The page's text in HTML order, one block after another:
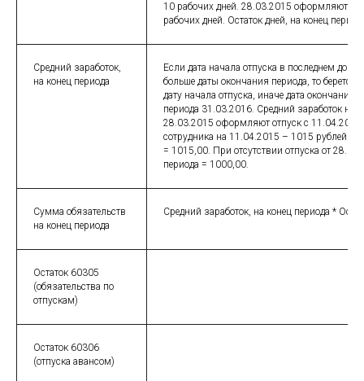
10 рабочих дней. 28.03.2015 оформляют
рабочих дней. Остаток дней, на конец
Средний заработок,
на конец периода
Если дата начала отпуска в последнем
больше даты окончания периода, то берется
дату начала отпуска, иначе дата
периода 31.03.2016. Средний заработок на
28.03.2015 оформляют отпуск с 11.04.2016
сотрудника на 11.04.2015 – 1015 рублей.
= 1015,00. При отсутствии отпуска от
периода = 1000,00.
Сумма обязательств
на конец периода
Средний заработок, на конец периода *
Остаток 60305
(обязательства по
отпускам)
Остаток 60306
(отпуска авансом)